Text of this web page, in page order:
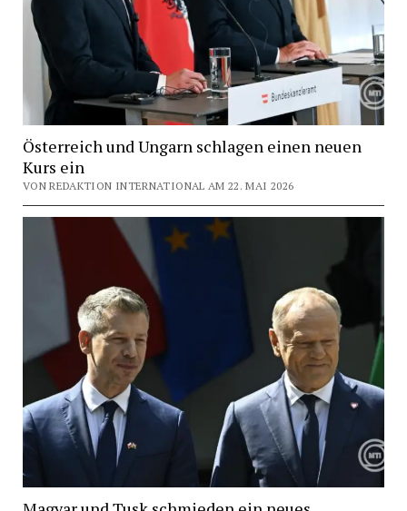
Österreich und Ungarn schlagen einen neuen
Kurs ein
VON REDAKTION INTERNATIONAL AM 22. MAI 2026